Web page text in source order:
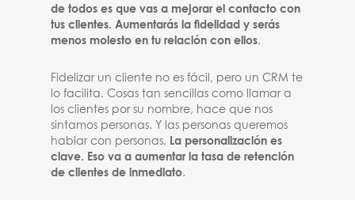
de todos es que vas a mejorar el contacto con
tus clientes. Aumentarás la fidelidad y serás
menos molesto en tu relación con ellos.
Fidelizar un cliente no es fácil, pero un CRM te
lo facilita. Cosas tan sencillas como llamar a
los clientes por su nombre, hace que nos
sintamos personas. Y las personas queremos
hablar con personas. La personalización es
clave. Eso va a aumentar la tasa de retención
de clientes de inmediato.